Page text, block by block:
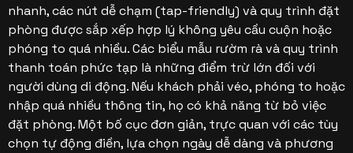
nhanh, các nút dễ chạm (tap-friendly) và quy trình đặt
phòng được sắp xếp hợp lý không yêu cầu cuộn hoặc
phóng to quá nhiều. Các biểu mẫu rườm rà và quy trình
thanh toán phức tạp là những điểm trừ lớn đối với
người dùng di động. Nếu khách phải véo, phóng to hoặc
nhập quá nhiều thông tin, họ có khả năng từ bỏ việc
đặt phòng. Một bố cục đơn giản, trực quan với các tùy
chọn tự động điền, lựa chọn ngày dễ dàng và phương